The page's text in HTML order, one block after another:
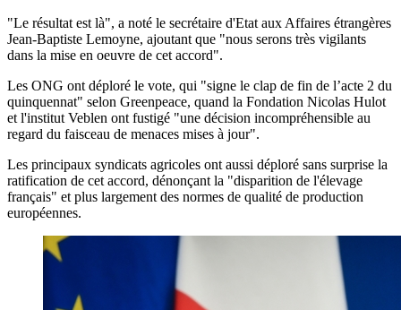
"Le résultat est là", a noté le secrétaire d'Etat aux Affaires étrangères
Jean-Baptiste Lemoyne, ajoutant que "nous serons très vigilants
dans la mise en oeuvre de cet accord".
Les ONG ont déploré le vote, qui "signe le clap de fin de l’acte 2 du
quinquennat" selon Greenpeace, quand la Fondation Nicolas Hulot
et l'institut Veblen ont fustigé "une décision incompréhensible au
regard du faisceau de menaces mises à jour".
Les principaux syndicats agricoles ont aussi déploré sans surprise la
ratification de cet accord, dénonçant la "disparition de l'élevage
français" et plus largement des normes de qualité de production
européennes.